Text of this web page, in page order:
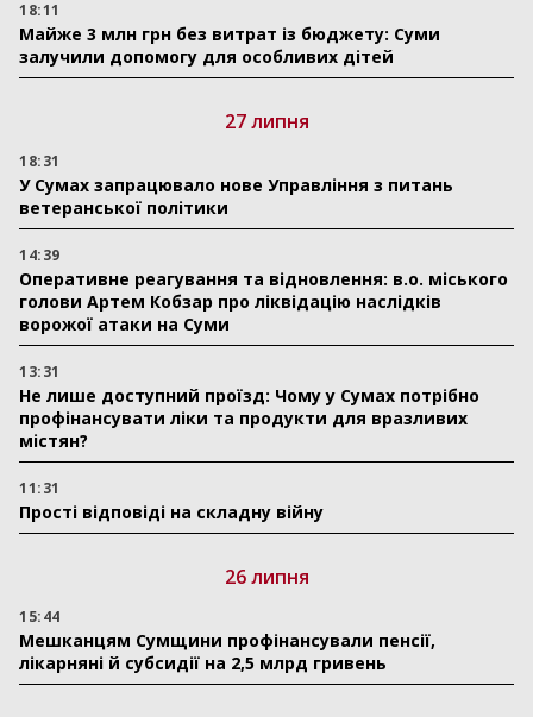
18:11
Майже 3 млн грн без витрат із бюджету: Суми
залучили допомогу для особливих дітей
27 липня
18:31
У Сумах запрацювало нове Управління з питань
ветеранської політики
14:39
Оперативне реагування та відновлення: в.о. міського
голови Артем Кобзар про ліквідацію наслідків
ворожої атаки на Суми
13:31
Не лише доступний проїзд: Чому у Сумах потрібно
профінансувати ліки та продукти для вразливих
містян?
11:31
Прості відповіді на складну війну
26 липня
15:44
Мешканцям Сумщини профінансували пенсії,
лікарняні й субсидії на 2,5 млрд гривень